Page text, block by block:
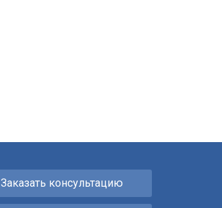
Заказать консультацию